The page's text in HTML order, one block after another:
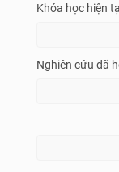
Khóa học hiện
Nghiên cứu đã